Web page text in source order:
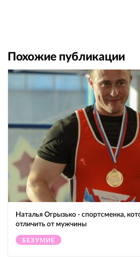
Похожие публикации
Наталья Огрызько - спортсменка,
отличить от мужчины
БЕЗУМИЕ